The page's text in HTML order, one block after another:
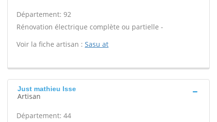
Département: 92
Rénovation électrique complète ou partielle -
Voir la fiche artisan : Sasu at
Just mathieu Isse
Artisan
Département: 44